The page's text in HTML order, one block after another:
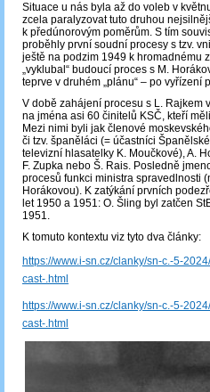
Situace u nás byla až do voleb v
zcela paralyzovat tuto druhou
k předúnorovým poměrům. S tím
proběhly první soudní procesy s tzv.
ještě na podzim 1949 k hromadnému
„vyklubal“ budoucí proces s M.
teprve v druhém „plánu“ – po vyřízení
V době zahájení procesu s L. Rajkem
na jména asi 60 činitelů KSČ, kteří
Mezi nimi byli jak členové
či tzv. španěláci (= účastníci
televizní hlasatelky K. Moučkové), A.
F. Zupka nebo Š. Rais. Posledně
procesů funkci ministra spravedlnosti
Horákovou). K zatýkání prvních
let 1950 a 1951: O. Šling byl zatčen
1951.
K tomuto kontextu viz tyto dva články:
https://www.i-sn.cz/clanky/sn-c.-5-
cast-.html
https://www.i-sn.cz/clanky/sn-c.-5-
cast-.html